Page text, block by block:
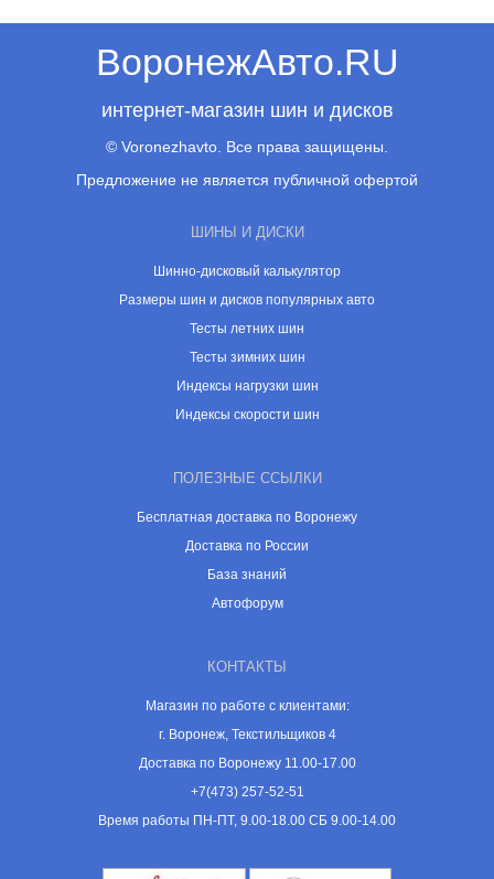
ВоронежАвто.RU
интернет-магазин шин и дисков
© Voronezhavto. Все права защищены.
Предложение не является публичной офертой
ШИНЫ И ДИСКИ
Шинно-дисковый калькулятор
Размеры шин и дисков популярных авто
Тесты летних шин
Тесты зимних шин
Индексы нагрузки шин
Индексы скорости шин
ПОЛЕЗНЫЕ ССЫЛКИ
Бесплатная доставка по Воронежу
Доставка по России
База знаний
Автофорум
КОНТАКТЫ
Магазин по работе с клиентами:
г. Воронеж, Текстильщиков 4
Доставка по Воронежу 11.00-17.00
+7(473) 257-52-51
Время работы ПН-ПТ, 9.00-18.00 СБ 9.00-14.00